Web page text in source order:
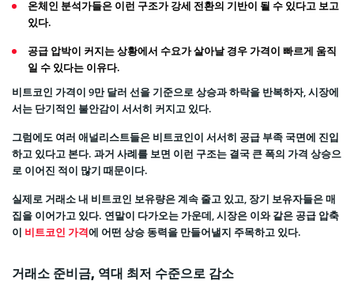
온체인 분석가들은 이런 구조가 강세 전환의 기반이 될 수 있다고 보고
있다.
공급 압박이 커지는 상황에서 수요가 살아날 경우 가격이 빠르게 움직
일 수 있다는 이유다.
비트코인 가격이 9만 달러 선을 기준으로 상승과 하락을 반복하자, 시장에
서는 단기적인 불안감이 서서히 커지고 있다.
그럼에도 여러 애널리스트들은 비트코인이 서서히 공급 부족 국면에 진입
하고 있다고 본다. 과거 사례를 보면 이런 구조는 결국 큰 폭의 가격 상승으
로 이어진 적이 많기 때문이다.
실제로 거래소 내 비트코인 보유량은 계속 줄고 있고, 장기 보유자들은 매
집을 이어가고 있다. 연말이 다가오는 가운데, 시장은 이와 같은 공급 압축
이 비트코인 가격에 어떤 상승 동력을 만들어낼지 주목하고 있다.
거래소 준비금, 역대 최저 수준으로 감소